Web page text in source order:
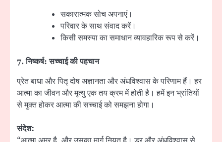
सकारात्मक सोच अपनाएं।
परिवार के साथ संवाद करें।
किसी समस्या का समाधान व्यावहारिक रूप से करें।
7.निष्कर्ष: सच्चाई की पहचान
प्रेत बाधा और पितृ दोष अज्ञानता और अंधविश्वास के परिणाम हैं। हर
आत्मा का जीवन और मृत्यु एक तय क्रम में होती है। हमें इन भ्रांतियों
से मुक्त होकर आत्मा की सच्चाई को समझना होगा।
संदेश: